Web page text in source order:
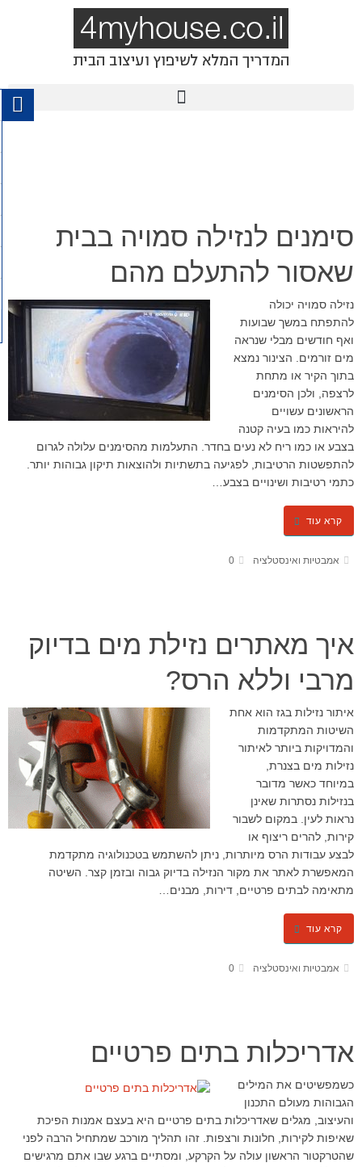
סימנים לנזילה סמויה בבית
שאסור להתעלם מהם
נזילה סמויה יכולה
להתפתח במשך שבועות
ואף חודשים מבלי שנראה
מים זורמים. הצינור נמצא
בתוך הקיר או מתחת
לרצפה, ולכן הסימנים
הראשונים עשויים
להיראות כמו בעיה קטנה
בצבע או כמו ריח לא נעים בחדר. התעלמות מהסימנים עלולה לגרום
להתפשטות הרטיבות, לפגיעה בתשתיות ולהוצאות תיקון גבוהות יותר.
כתמי רטיבות ושינויים בצבע…
קרא עוד
אמבטיות ואינסטלציה 0
איך מאתרים נזילת מים בדיוק
מרבי וללא הרס?
איתור נזילות בגז הוא אחת
השיטות המתקדמות
והמדויקות ביותר לאיתור
נזילות מים בצנרת,
במיוחד כאשר מדובר
בנזילות נסתרות שאינן
נראות לעין. במקום לשבור
קירות, להרים ריצוף או
לבצע עבודות הרס מיותרות, ניתן להשתמש בטכנולוגיה מתקדמת
המאפשרת לאתר את מקור הנזילה בדיוק גבוה ובזמן קצר. השיטה
מתאימה לבתים פרטיים, דירות, מבנים…
קרא עוד
אמבטיות ואינסטלציה 0
אדריכלות בתים פרטיים
כשמפשיטים את המילים
הגבוהות מעולם התכנון
והעיצוב, מגלים שאדריכלות בתים פרטיים היא בעצם אמנות הפיכת
שאיפות לקירות, חלונות ורצפות. זהו תהליך מורכב שמתחיל הרבה לפני
שהטרקטור הראשון עולה על הקרקע, ומסתיים ברגע שבו אתם מרגישים